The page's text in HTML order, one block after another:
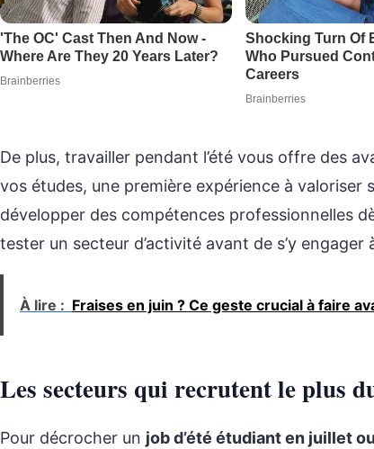
De plus, travailler pendant l’été vous offre des
vos études, une première expérience à valoriser
développer des compétences professionnelles
tester un secteur d’activité avant de s’y engager
À lire : Fraises en juin ? Ce geste crucial à faire
Les secteurs qui recrutent le plus
Pour décrocher un job d’été étudiant en juillet